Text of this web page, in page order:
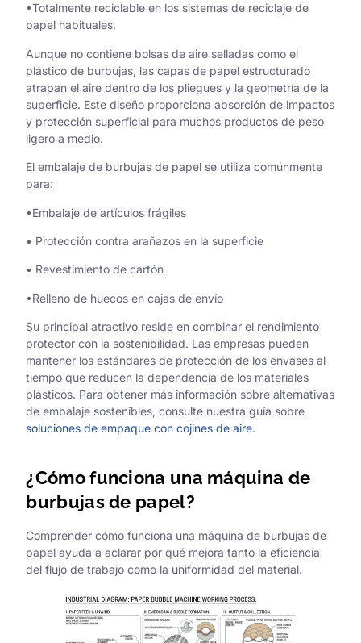
•Totalmente reciclable en los sistemas de reciclaje de
papel habituales.
Aunque no contiene bolsas de aire selladas como el
plástico de burbujas, las capas de papel estructurado
atrapan el aire dentro de los pliegues y la geometría de la
superficie. Este diseño proporciona absorción de impactos
y protección superficial para muchos productos de peso
ligero a medio.
El embalaje de burbujas de papel se utiliza comúnmente
para:
•Embalaje de artículos frágiles
• Protección contra arañazos en la superficie
• Revestimiento de cartón
•Relleno de huecos en cajas de envío
Su principal atractivo reside en combinar el rendimiento
protector con la sostenibilidad. Las empresas pueden
mantener los estándares de protección de los envases al
tiempo que reducen la dependencia de los materiales
plásticos. Para obtener más información sobre alternativas
de embalaje sostenibles, consulte nuestra guía sobre
soluciones de empaque con cojines de aire.
¿Cómo funciona una máquina de
burbujas de papel?
Comprender cómo funciona una máquina de burbujas de
papel ayuda a aclarar por qué mejora tanto la eficiencia
del flujo de trabajo como la uniformidad del material.